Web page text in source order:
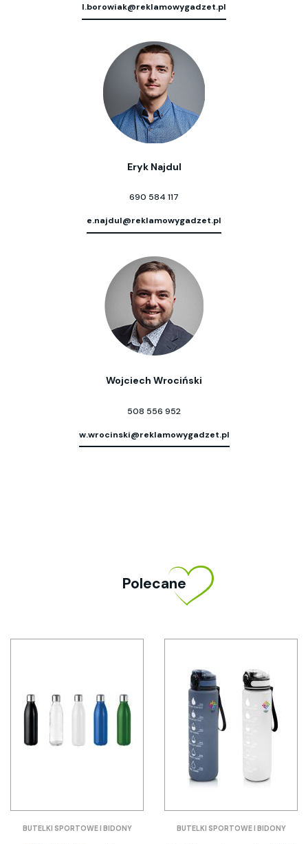
l.borowiak@reklamowygadzet.pl
Eryk Najdul
690 584 117
e.najdul@reklamowygadzet.pl
Wojciech Wrociński
508 556 952
w.wrocinski@reklamowygadzet.pl
Polecane
BUTELKI SPORTOWE I BIDONY BUTELKI SPORTOWE I BIDONY